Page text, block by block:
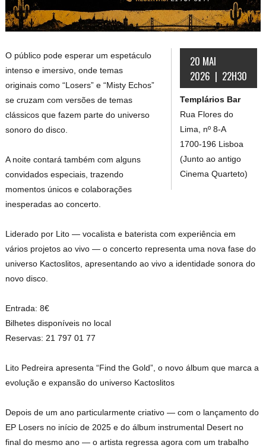
20 MAI
2026 | 22H30
Templários Bar
Rua Flores do
Lima, nº 8-A
1700-196 Lisboa
(Junto ao antigo
Cinema Quarteto)
O público pode esperar um espetáculo
intenso e imersivo, onde temas
originais como “Losers” e “Misty Echos”
se cruzam com versões de temas
clássicos que fazem parte do universo
sonoro do disco.
A noite contará também com alguns
convidados especiais, trazendo
momentos únicos e colaborações
inesperadas ao concerto.
Liderado por Lito — vocalista e baterista com experiência em
vários projetos ao vivo — o concerto representa uma nova fase do
universo Kactoslitos, apresentando ao vivo a identidade sonora do
novo disco.
Entrada: 8€
Bilhetes disponíveis no local
Reservas: 21 797 01 77
Lito Pedreira apresenta “Find the Gold”, o novo álbum que marca a
evolução e expansão do universo Kactoslitos
Depois de um ano particularmente criativo — com o lançamento do
EP Losers no início de 2025 e do álbum instrumental Desert no
final do mesmo ano — o artista regressa agora com um trabalho